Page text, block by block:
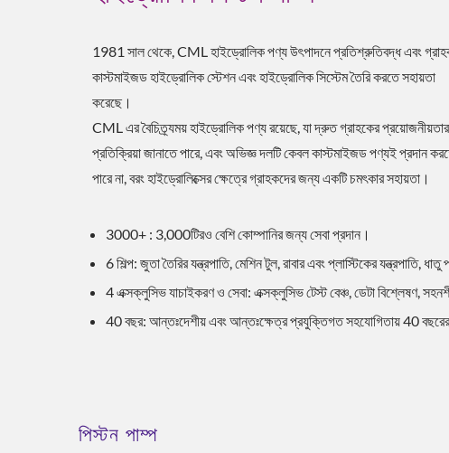
1981 সাল থেকে, CML হাইড্রোলিক পণ্য উৎপাদনে প্রতিশ্রুতিবদ্ধ এবং
কাস্টমাইজড হাইড্রোলিক স্টেশন এবং হাইড্রোলিক সিস্টেম তৈরি করতে সহায়তা
করেছে।
CML এর বৈচিত্র্যময় হাইড্রোলিক পণ্য রয়েছে, যা দ্রুত গ্রাহকের প্রয়োজনীয়তার
প্রতিক্রিয়া জানাতে পারে, এবং অভিজ্ঞ দলটি কেবল কাস্টমাইজড পণ্যই প্রদান
পারে না, বরং হাইড্রোলিক্সের ক্ষেত্রে গ্রাহকদের জন্য একটি চমৎকার সহায়তা।
3000+ : 3,000টিরও বেশি কোম্পানির জন্য সেবা প্রদান।
6 শিল্প: জুতা তৈরির যন্ত্রপাতি, মেশিন টুল, রাবার এবং প্লাস্টিকের যন্ত্রপাতি,
4 এক্সক্লুসিভ যাচাইকরণ ও সেবা: এক্সক্লুসিভ টেস্ট বেঞ্চ, ডেটা বিশ্লেষণ,
40 বছর: আন্তঃদেশীয় এবং আন্তঃক্ষেত্র প্রযুক্তিগত সহযোগিতায় 40
পিস্টন পাম্প